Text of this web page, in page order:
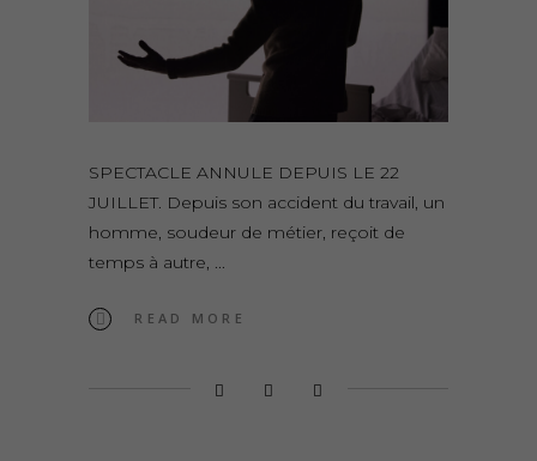
SPECTACLE ANNULE DEPUIS LE 22
JUILLET. Depuis son accident du travail, un
homme, soudeur de métier, reçoit de
temps à autre,
READ MORE